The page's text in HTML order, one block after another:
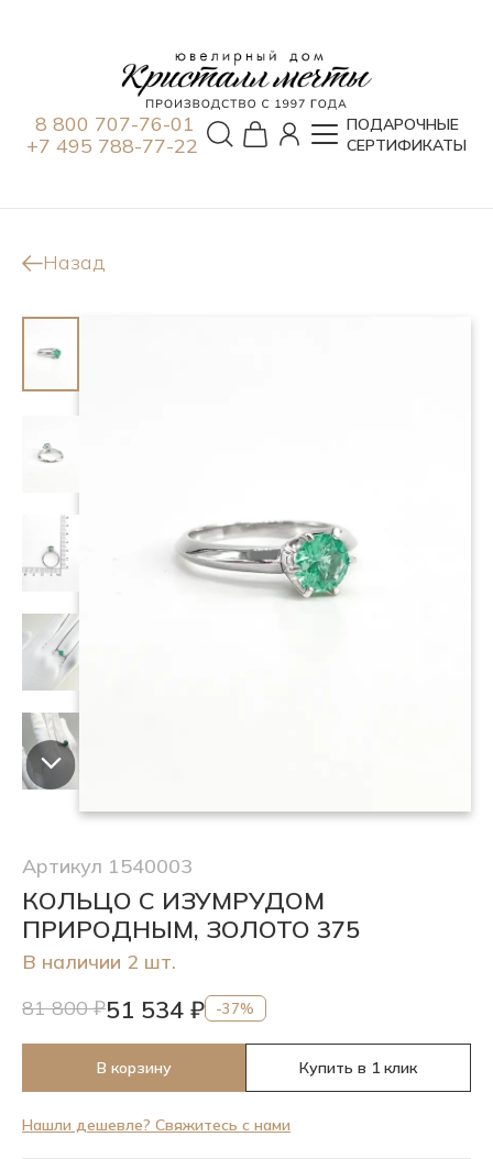
8 800 707-76-01
+7 495 788-77-22
ПОДАРОЧНЫЕ
СЕРТИФИКАТЫ
Назад
Артикул 1540003
КОЛЬЦО С ИЗУМРУДОМ
ПРИРОДНЫМ, ЗОЛОТО 375
В наличии 2 шт.
81 800 ₽51 534 ₽ -37%
В корзину Купить в 1 клик
Нашли дешевле? Свяжитесь с нами